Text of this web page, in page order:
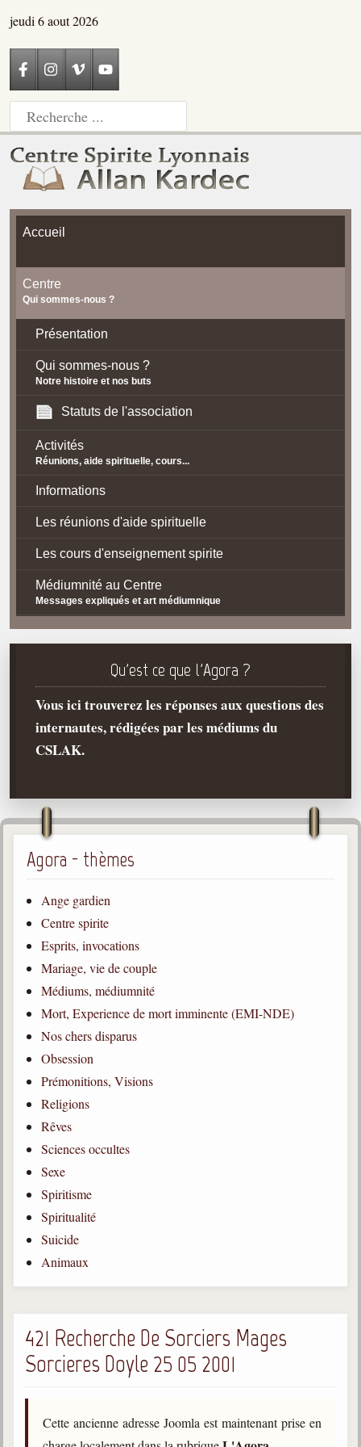
jeudi 6 aout 2026
Accueil
Centre
Qui sommes-nous ?
Présentation
Qui sommes-nous ?
Notre histoire et nos buts
Statuts de l'association
Activités
Réunions, aide spirituelle, cours...
Informations
Les réunions d'aide spirituelle
Les cours d'enseignement spirite
Médiumnité au Centre
Messages expliqués et art médiumnique
Contact / Accès
Plan d'accès
Spiritisme
Qu'est-ce que c'est ?
Philosophie
La doctrine d'Allan Kardec
But des manifestations spirites
Esprits
Médiums
Les hommes
Allan Kardec
1804-1869
Léon Denis
1846-1927
Gabriel Delanne
1857-1926
Chico Xavier
1910-2002
Divaldo Franco
1927-2025
Bibliothèque
Bibliothèque spirite
Documents
Bulletins "Le Spiritisme"
Qu'est ce que l'Agora ?
Vous ici trouverez les réponses aux questions des
internautes, rédigées par les médiums du
CSLAK.
Agora - thèmes
Ange gardien
Centre spirite
Esprits, invocations
Mariage, vie de couple
Médiums, médiumnité
Mort, Experience de mort imminente (EMI-NDE)
Nos chers disparus
Obsession
Prémonitions, Visions
Religions
Rêves
Sciences occultes
Sexe
Spiritisme
Spiritualité
Suicide
Animaux
421 Recherche De Sorciers Mages
Sorcieres Doyle 25 05 2001
Cette ancienne adresse Joomla est maintenant prise en